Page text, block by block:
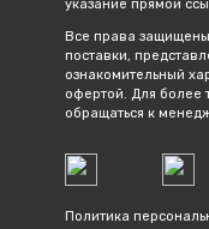
указание прямой
Все права
поставки,
ознакомительный
офертой. Для более
обращаться к
Политика